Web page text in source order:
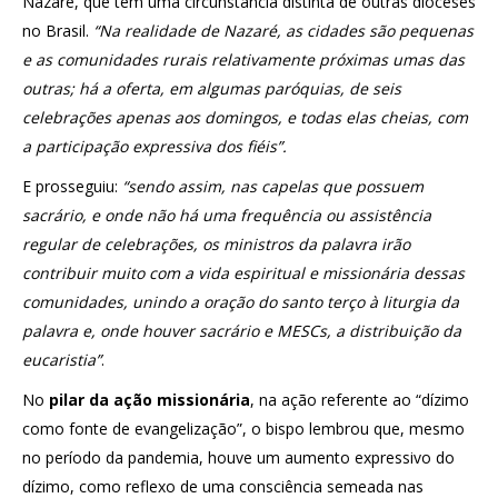
no Brasil. “Na realidade de Nazaré, as cidades são pequenas
e as comunidades rurais relativamente próximas umas das
outras; há a oferta, em algumas paróquias, de seis
celebrações apenas aos domingos, e todas elas cheias, com
a participação expressiva dos fiéis”.
E prosseguiu: “sendo assim, nas capelas que possuem
sacrário, e onde não há uma frequência ou assistência
regular de celebrações, os ministros da palavra irão
contribuir muito com a vida espiritual e missionária dessas
comunidades, unindo a oração do santo terço à liturgia da
palavra e, onde houver sacrário e MESCs, a distribuição da
eucaristia”.
No pilar da ação missionária, na ação referente ao “dízimo
como fonte de evangelização”, o bispo lembrou que, mesmo
no período da pandemia, houve um aumento expressivo do
dízimo, como reflexo de uma consciência semeada nas